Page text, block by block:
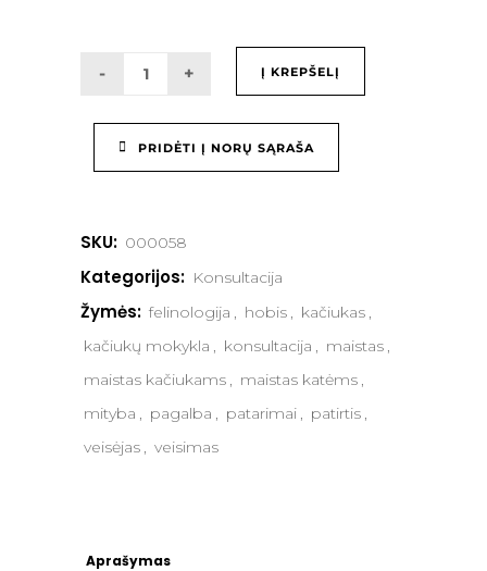
Į KREPŠELĮ
PRIDĖTI Į NORŲ SĄRAŠA
SKU: 000058
Kategorijos: Konsultacija
Žymės: felinologija , hobis , kačiukas ,
kačiukų mokykla , konsultacija , maistas ,
maistas kačiukams , maistas katėms ,
mityba , pagalba , patarimai , patirtis ,
veisėjas , veisimas
Aprašymas